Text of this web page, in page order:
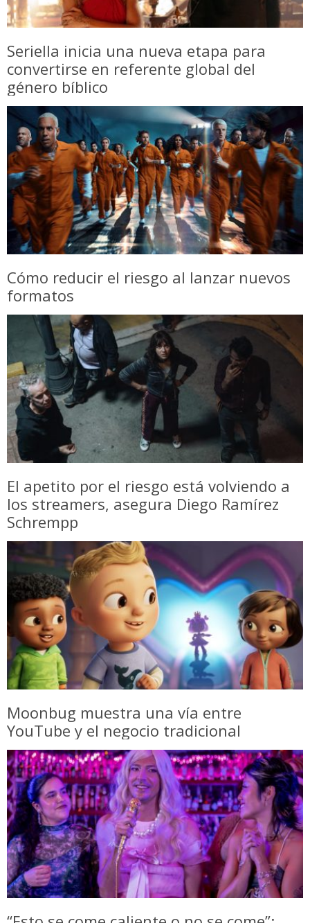
Seriella inicia una nueva etapa para
convertirse en referente global del
género bíblico
Cómo reducir el riesgo al lanzar nuevos
formatos
El apetito por el riesgo está volviendo a
los streamers, asegura Diego Ramírez
Schrempp
Moonbug muestra una vía entre
YouTube y el negocio tradicional